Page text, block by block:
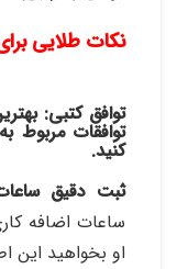
نکات طلایی
توافق کتبی:
توافقات مربوط
کنید.
ثبت دقیق
ساعات اضافه
او بخواهید این